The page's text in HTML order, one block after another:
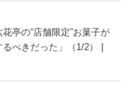
亭の“店舗限定”お菓子が
べきだった」（1/2） |